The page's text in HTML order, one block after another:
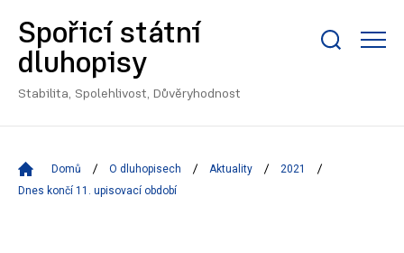
Spořicí státní
dluhopisy
Stabilita, Spolehlivost, Důvěryhodnost
Domů O dluhopisech Aktuality
2021
Dnes končí 11. upisovací období